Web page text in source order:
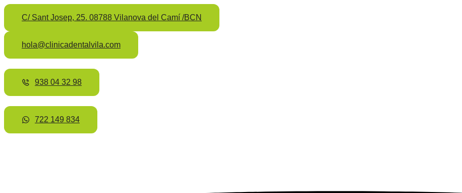
C/ Sant Josep, 25. 08788 Vilanova del Camí /BCN
hola@clinicadentalvila.com
938 04 32 98
722 149 834